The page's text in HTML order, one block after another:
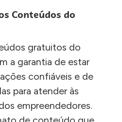
Conteúdos do
gratuitos do
a garantia de estar
confiáveis e de
para atender às
empreendedores.